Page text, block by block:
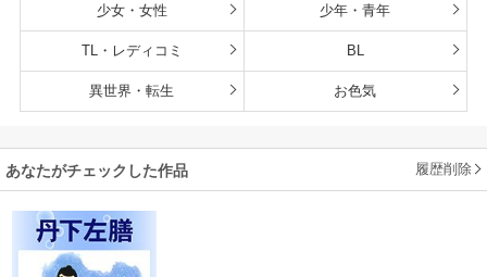
少女・女性 少年・青年
TL・レディコミ BL
異世界・転生 お色気
あなたがチェックした作品 履歴削除